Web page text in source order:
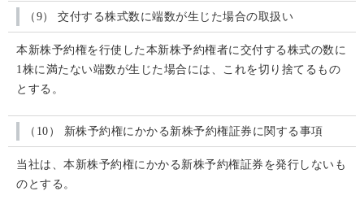
（9） 交付する株式数に端数が生じた場合の取扱い
本新株予約権を行使した本新株予約権者に交付する株式の数に
1株に満たない端数が生じた場合には、これを切り捨てるもの
とする。
（10） 新株予約権にかかる新株予約権証券に関する事項
当社は、本新株予約権にかかる新株予約権証券を発行しないも
のとする。